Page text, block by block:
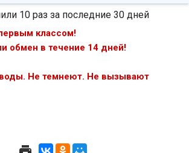
10 раз за последние 30 дней
классом!
обмен в течение 14 дней!
воды. Не темнеют. Не вызывают